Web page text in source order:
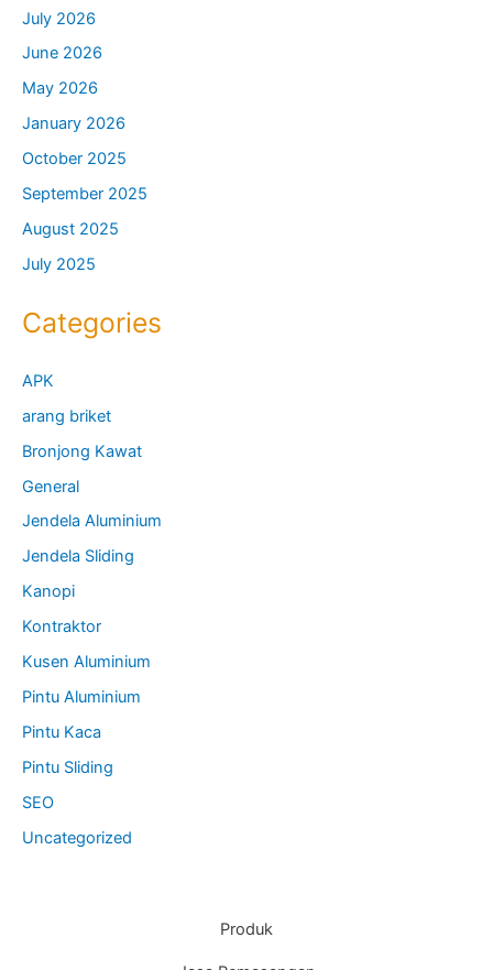
July 2026
June 2026
May 2026
January 2026
October 2025
September 2025
August 2025
July 2025
Categories
APK
arang briket
Bronjong Kawat
General
Jendela Aluminium
Jendela Sliding
Kanopi
Kontraktor
Kusen Aluminium
Pintu Aluminium
Pintu Kaca
Pintu Sliding
SEO
Uncategorized
Produk